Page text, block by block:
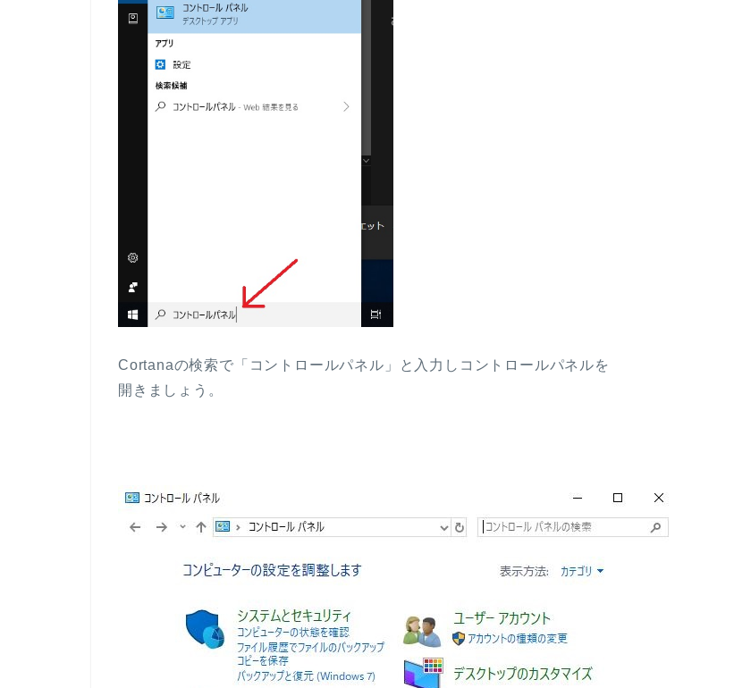
Cortanaの検索で「コントロールパネル」と入力しコントロールパネルを
開きましょう。